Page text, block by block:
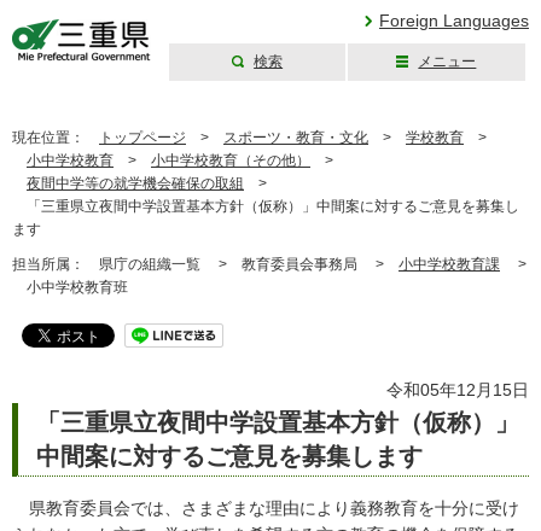
Foreign Languages
検索 メニュー
現在位置： トップページ > スポーツ・教育・文化 > 学校教育 >
小中学校教育 > 小中学校教育（その他）
>
夜間中学等の就学機会確保の取組
>
「三重県立夜間中学設置基本方針（仮称）」中間案に対するご意見を募集し
ます
担当所属： 県庁の組織一覧 > 教育委員会事務局 > 小中学校教育課 >
小中学校教育班
令和05年12月15日
「三重県立夜間中学設置基本方針（仮称）」
中間案に対するご意見を募集します
県教育委員会では、さまざまな理由により義務教育を十分に受け